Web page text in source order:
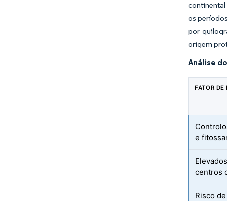
continental
os
por
origem
Análise
FATOR DE
e
centros
Risco